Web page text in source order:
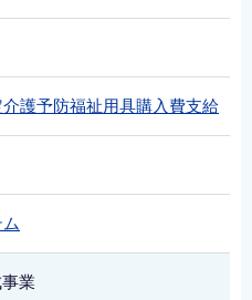
護予防福祉用具購入費支給
業